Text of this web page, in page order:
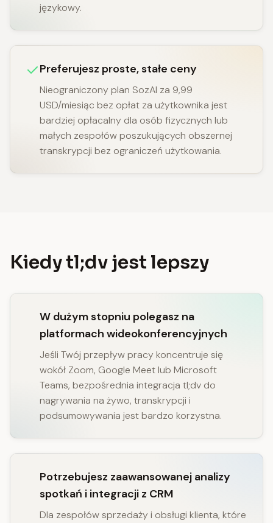
językowy.
Preferujesz proste, stałe ceny
Nieograniczony plan SozAI za 9,99
USD/miesiąc bez opłat za użytkownika jest
bardziej opłacalny dla osób fizycznych lub
małych zespołów poszukujących obszernej
transkrypcji bez ograniczeń użytkowania.
Kiedy tl;dv jest lepszy
W dużym stopniu polegasz na
platformach wideokonferencyjnych
Jeśli Twój przepływ pracy koncentruje się
wokół Zoom, Google Meet lub Microsoft
Teams, bezpośrednia integracja tl;dv do
nagrywania na żywo, transkrypcji i
podsumowywania jest bardzo korzystna.
Potrzebujesz zaawansowanej analizy
spotkań i integracji z CRM
Dla zespołów sprzedaży i obsługi klienta, które